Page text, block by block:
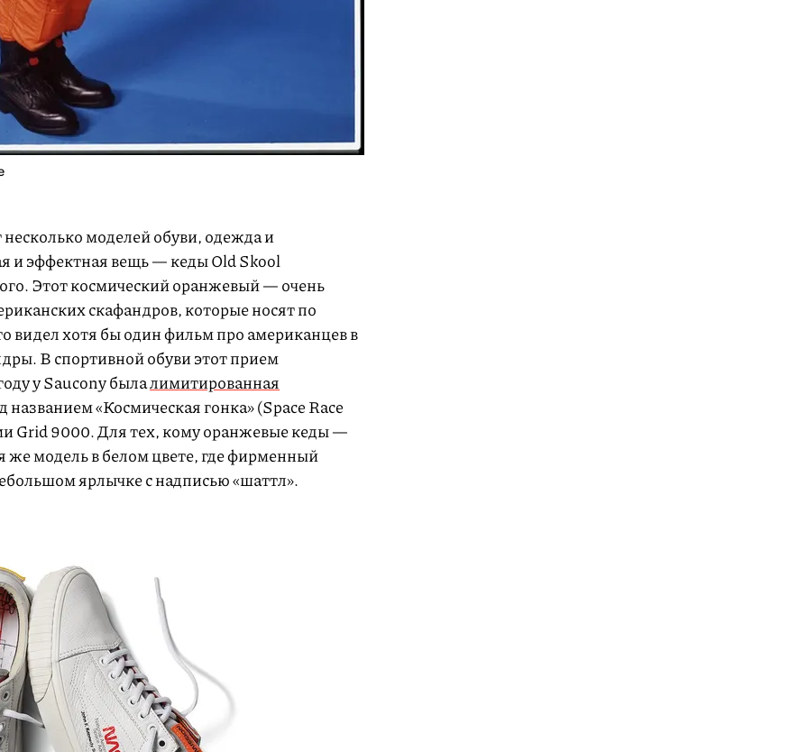
моделей обуви, одежда и
и эффектная вещь — кеды Old Skool
Этот космический оранжевый — очень
скафандров, которые носят по
видел хотя бы один фильм про американцев в
В спортивной обуви этот прием
у Saucony былалимитированная
«Космическая гонка» (Space Race
Grid 9000. Для тех, кому оранжевые кеды —
же модель в белом цвете, где фирменный
ярлычке с надписью «шаттл».